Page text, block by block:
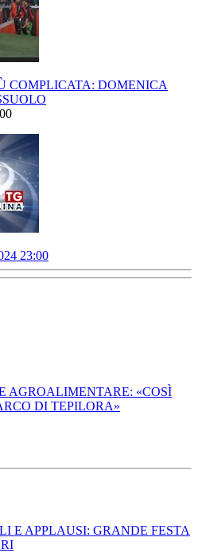
COMPLICATA: DOMENICA
23:00
AGROALIMENTARE: «COSÌ
DI TEPILORA»
E APPLAUSI: GRANDE FESTA